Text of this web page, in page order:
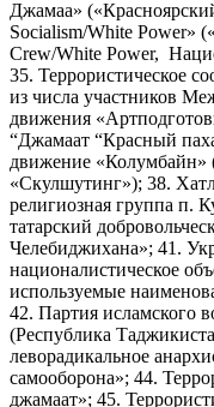
Джамаа»
Socialism/White Power»
Crew/White Power,
35. Террористическое
из числа участников
движения
“Джамаат “Красный
движение «Колумбайн»
«Скулшутинг»); 38.
религиозная группа п.
татарский
Челебиджихана»; 41.
националистическое
используемые
42. Партия исламского
(Республика
леворадикальное
самооборона»; 44.
джамаат»; 45.